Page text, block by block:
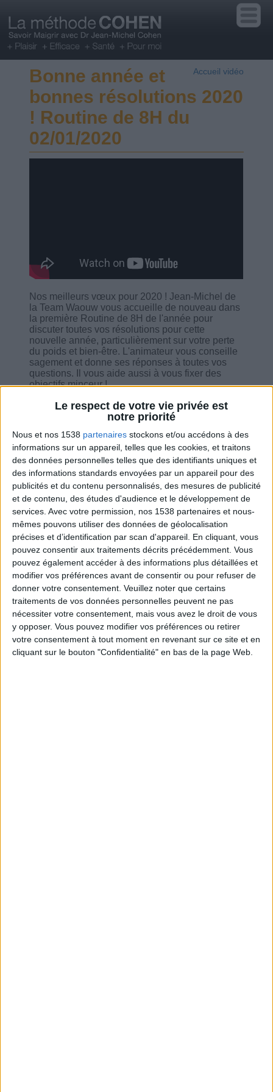
Le respect de votre vie privée est
notre priorité
Nous et nos 1538 partenaires stockons et/ou accédons à des
informations sur un appareil, telles que les cookies, et traitons
des données personnelles telles que des identifiants uniques et
des informations standards envoyées par un appareil pour des
publicités et du contenu personnalisés, des mesures de publicité
et de contenu, des études d'audience et le développement de
services. Avec votre permission, nos 1538 partenaires et nous-
mêmes pouvons utiliser des données de géolocalisation
précises et d’identification par scan d'appareil. En cliquant, vous
pouvez consentir aux traitements décrits précédemment. Vous
pouvez également accéder à des informations plus détaillées et
modifier vos préférences avant de consentir ou pour refuser de
donner votre consentement. Veuillez noter que certains
traitements de vos données personnelles peuvent ne pas
nécessiter votre consentement, mais vous avez le droit de vous
y opposer. Vous pouvez modifier vos préférences ou retirer
votre consentement à tout moment en revenant sur ce site et en
cliquant sur le bouton "Confidentialité" en bas de la page Web.
Accueil vidéo
Bonne année et
bonnes résolutions 2020
! Routine de 8H du
02/01/2020
Nos meilleurs vœux pour 2020 ! Jean-Michel de
la Team Waouw vous accueille de nouveau dans
la première Routine de 8H de l'année pour
discuter toutes vos résolutions pour cette
nouvelle année, particulièrement sur votre perte
du poids et bien-être. L'animateur vous conseille
sagement et donne ses réponses à toutes vos
questions. Il vous aide aussi à vous fixer des
objectifs minceur !
Combien de kilos souhaitez-vous perdre ?
5 kilos
De 5 à 10
kilos
Plus de
10 kilos
Service-client & Motivation Voir tout
Les équipes du Service-client et de la
Communauté Savoir Maigrir vous aident
chaque semaine à vous rapprocher
sereinement de votre objectif minceur.
Votre bilan minceur(env. 2